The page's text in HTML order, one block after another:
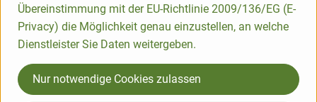
Ingredients
Nutrition data
Übereinstimmung mit der EU-Richtlinie 2009/136/EG (E-
Privacy) die Möglichkeit genau einzustellen, an welche
Dienstleister Sie Daten weitergeben.
Nur notwendige Cookies zulassen